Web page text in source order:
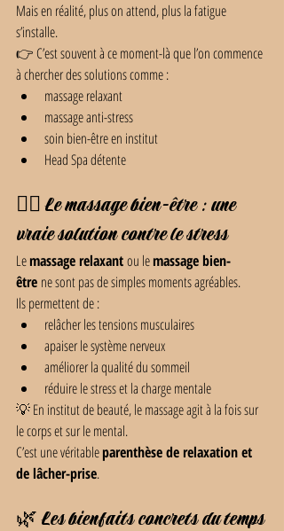
Mais en réalité, plus on attend, plus la fatigue
s’installe.
👉 C’est souvent à ce moment-là que l’on commence
à chercher des solutions comme :
massage relaxant
massage anti-stress
soin bien-être en institut
Head Spa détente
💆‍♀️ Le massage bien-être : une
vraie solution contre le stress
Le massage relaxant ou le massage bien-
être ne sont pas de simples moments agréables.
Ils permettent de :
relâcher les tensions musculaires
apaiser le système nerveux
améliorer la qualité du sommeil
réduire le stress et la charge mentale
💡 En institut de beauté, le massage agit à la fois sur
le corps et sur le mental.
C’est une véritable parenthèse de relaxation et
de lâcher-prise.
🌿 Les bienfaits concrets du temps